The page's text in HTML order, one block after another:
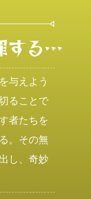
する…
与えよう
ることで
者たちを
。その無
し、奇妙